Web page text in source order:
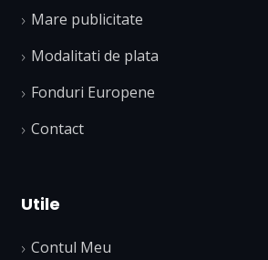
Mare publicitate
Modalitati de plata
Fonduri Europene
Contact
Utile
Contul Meu